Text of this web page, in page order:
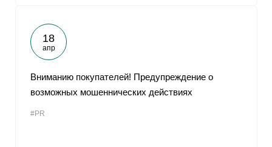
18
апр
Вниманию покупателей! Предупреждение о
возможных мошеннических действиях
#PR